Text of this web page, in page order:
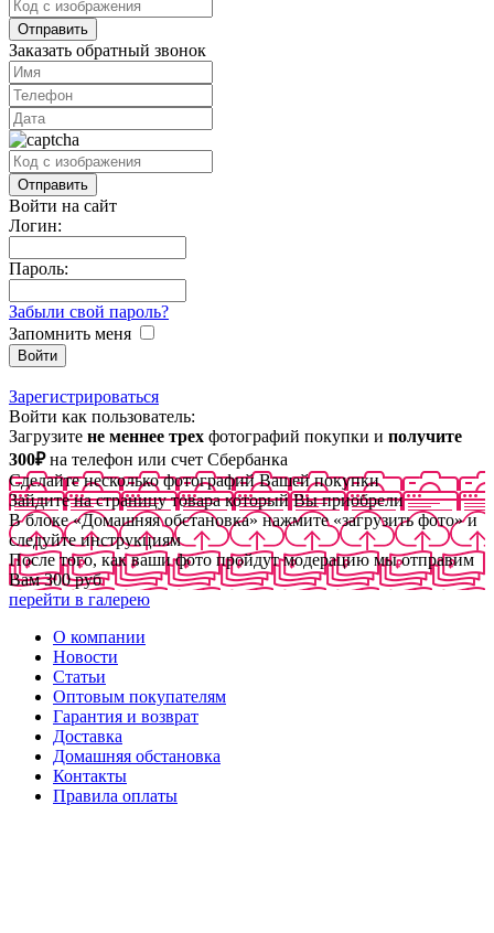
Заказать обратный звонок
Войти на сайт
Логин:
Пароль:
Забыли свой пароль?
Запомнить меня
Зарегистрироваться
Войти как пользователь:
Загрузите не меннее трех фотографий покупки и получите
300₽на телефон или счет Сбербанка
Сделайте несколько фотографий Вашей покупки
Зайдите на страницу товара который Вы приобрели
В блоке «Домашняя обстановка» нажмите «загрузить фото» и
следуйте инструкциям
После того, как ваши фото пройдут модерацию мы отправим
Вам 300 руб
перейти в галерею
О компании
Новости
Статьи
Оптовым покупателям
Гарантия и возврат
Доставка
Домашняя обстановка
Контакты
Правила оплаты